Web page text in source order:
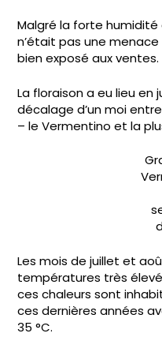
Malgré la forte humidité
n’était pas une
bien exposé aux ventes.
La floraison a eu lieu en
décalage d’un moi
– le Vermentino et la
Les mois de juillet et
températures très
ces chaleurs sont
ces dernières années
35 °C.